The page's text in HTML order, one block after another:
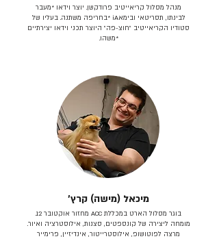
מנהל מסלול קריאייטיב פרודקשן. יוצר וידאו *מעבר
לבינתו, תסריטאי וב​ימאiA‎ *בחריפה משתנה. בעליו של
סטודיו הקריאייטיב ״חוצ-פה״ היוצר תכני וידאו יצירתיים
*משהו.
מיכאל (מישה) קרץ׳
בוגר מסלול הארט במכללת ACC מחזור אוקטובר 12.
מומחה ליצירה של קונספטים, סצנות, אילוסטרציה ואיור.
מרצה לפוטושופ, אילוסטרייטור, אינדיזיין, פרימייר